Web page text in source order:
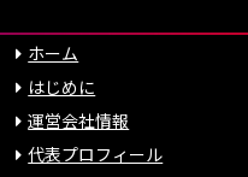
ホーム
はじめに
運営会社情報
代表プロフィール